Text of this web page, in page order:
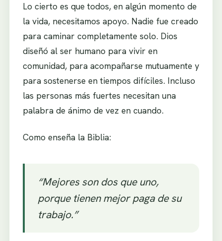
Lo cierto es que todos, en algún momento de
la vida, necesitamos apoyo. Nadie fue creado
para caminar completamente solo. Dios
diseñó al ser humano para vivir en
comunidad, para acompañarse mutuamente y
para sostenerse en tiempos difíciles. Incluso
las personas más fuertes necesitan una
palabra de ánimo de vez en cuando.
Como enseña la Biblia:
“Mejores son dos que uno,
porque tienen mejor paga de su
trabajo.”